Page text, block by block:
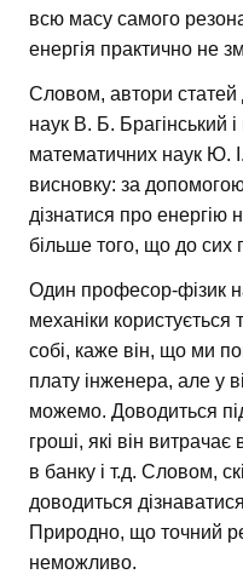
всю масу самого
енергія практично не
Словом, автори статей
наук В. Б. Брагінський
математичних наук Ю.
висновку: за
дізнатися про енергію
більше того, що до
Один професор-фізик
механіки користується
собі, каже він, що ми
плату інженера, але у
можемо. Доводиться
гроші, які він
в банку і т.д. Словом,
доводиться
Природно, що точний
неможливо.